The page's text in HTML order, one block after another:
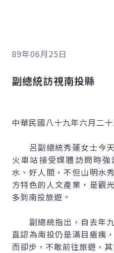
89年06月25日
副總統訪視南投縣
中華民國八十九年六月二
呂副總統秀蓮女士今天
火車站接受媒體訪問時
水、好人間，不但山明水
方特色的人文產業，是觀
多到南投旅遊。
副總統指出，自去年九
直認為南投仍是滿目瘡痍
而卻步，不敢前往旅遊，